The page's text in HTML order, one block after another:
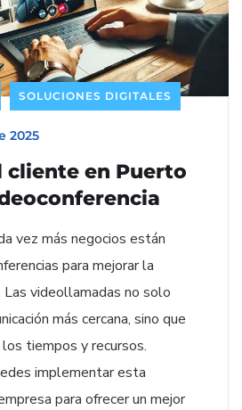
SOLUCIONES DIGITALES
2025
cliente en Puerto
vez más negocios están
para mejorar la
videollamadas no solo
más cercana, sino que
tiempos y recursos.
implementar esta
para ofrecer un mejor